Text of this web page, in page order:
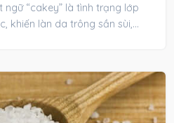
“cakey” là tình trạng lớp
khiến làn da trông sần sùi,...